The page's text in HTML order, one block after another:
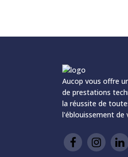
Aucop vous offre
de prestations
la réussite de
l'éblouissement de